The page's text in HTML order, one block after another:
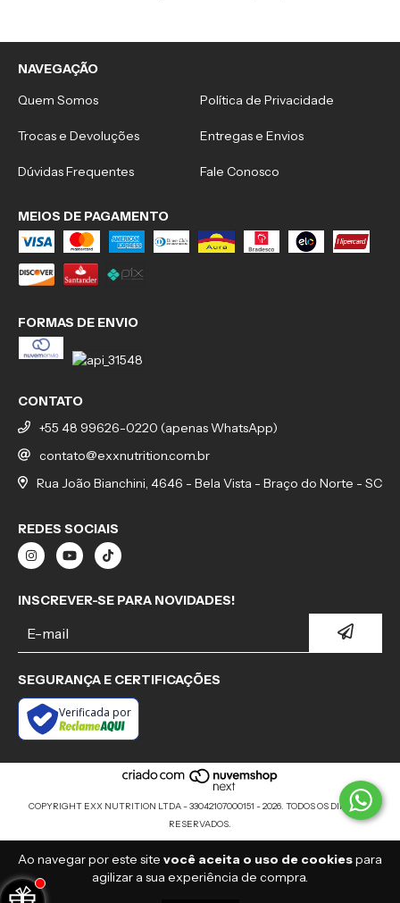
Ao navegar por este site você aceita o uso de cookiespara
agilizar a sua experiência de compra.
NAVEGAÇÃO
Quem Somos
Política de Privacidade
Trocas e Devoluções Entregas e Envios
Dúvidas Frequentes Fale Conosco
MEIOS DE PAGAMENTO
FORMAS DE ENVIO
CONTATO
+55 48 99626-0220 (apenas WhatsApp)
contato@exxnutrition.com.br
Rua João Bianchini, 4646 - Bela Vista - Braço do Norte - SC
REDES SOCIAIS
INSCREVER-SE PARA NOVIDADES!
SEGURANÇA E CERTIFICAÇÕES
Verificada por
COPYRIGHT EXX NUTRITION LTDA - 33042107000151 - 2026. TODOS OS DIREITOS
RESERVADOS.